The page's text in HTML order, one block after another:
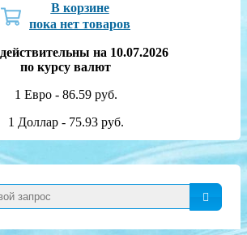
В корзине
пока нет товаров
на 10.07.2026
по курсу валют
1 Евро - 86.59 руб.
1 Доллар - 75.93 руб.